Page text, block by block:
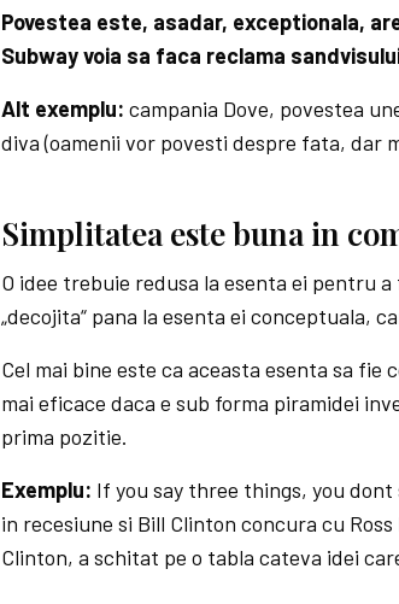
Povestea este, asadar, exceptionala,
Subway voia sa faca reclama
Alt exemplu: campania Dove, povestea
diva (oamenii vor povesti despre fata, dar
Simplitatea este buna in
O idee trebuie redusa la esen­ta ei pentru
„decojita“ pana la esenta ei conceptuala,
Cel mai bine este ca aceasta esenta sa
mai eficace daca e sub forma piramidei
prima pozitie.
Exemplu: If you say three things, you dont
in recesiune si Bill Clinton concura cu
Clinton, a schitat pe o tabla cateva idei